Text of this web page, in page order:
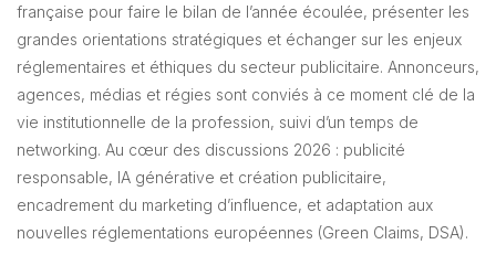
française pour faire le bilan de l’année écoulée, présenter les
grandes orientations stratégiques et échanger sur les enjeux
réglementaires et éthiques du secteur publicitaire. Annonceurs,
agences, médias et régies sont conviés à ce moment clé de la
vie institutionnelle de la profession, suivi d’un temps de
networking. Au cœur des discussions 2026 : publicité
responsable, IA générative et création publicitaire,
encadrement du marketing d’influence, et adaptation aux
nouvelles réglementations européennes (Green Claims, DSA).